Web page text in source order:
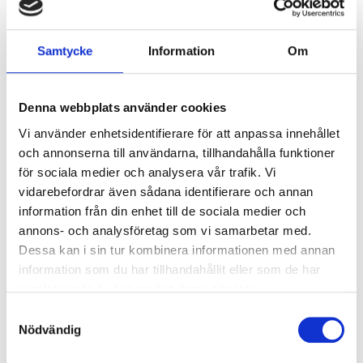
Samtycke Information Om
Denna webbplats använder cookies
Vi använder enhetsidentifierare för att anpassa innehållet
och annonserna till användarna, tillhandahålla funktioner
för sociala medier och analysera vår trafik. Vi
vidarebefordrar även sådana identifierare och annan
information från din enhet till de sociala medier och
annons- och analysföretag som vi samarbetar med.
Dessa kan i sin tur kombinera informationen med annan
information som du har tillhandahållit eller som de har
Nödvändig
kV/kA:
kV/kA:
Ljusstyrning
Ljusstyrning:
Tänd/släck
Sensor:
Utan sensor
Nödljus
Nödljus: Nej
Dubbla införingshål på armaturens ovansida.
Systemarmaturen är försedd med